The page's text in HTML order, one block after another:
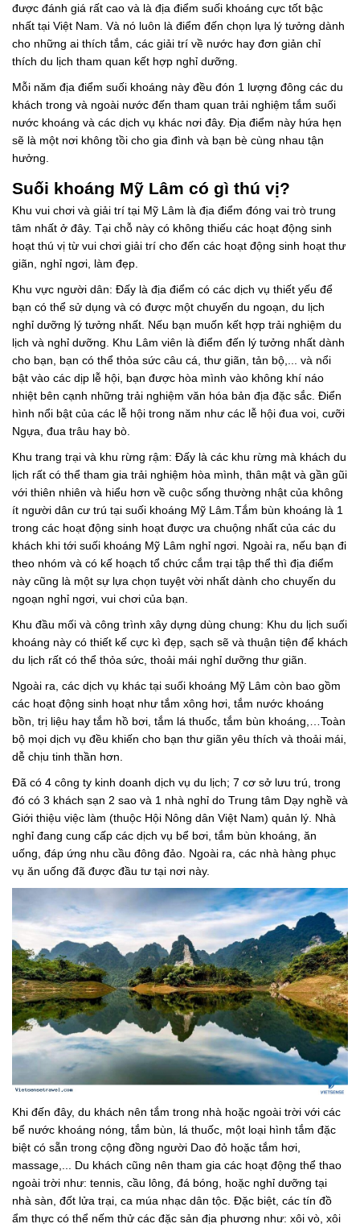
được đánh giá rất cao và là địa điểm suối khoáng cực tốt bậc
nhất tại Việt Nam. Và nó luôn là điểm đến chọn lựa lý tưởng dành
cho những ai thích tắm, các giải trí về nước hay đơn giản chỉ
thích du lịch tham quan kết hợp nghỉ dưỡng.
Mỗi năm địa điểm suối khoáng này đều đón 1 lượng đông các du
khách trong và ngoài nước đến tham quan trải nghiệm tắm suối
nước khoáng và các dịch vụ khác nơi đây. Địa điểm này hứa hẹn
sẽ là một nơi không tồi cho gia đình và bạn bè cùng nhau tận
hưởng.
Suối khoáng Mỹ Lâm có gì thú vị?
Khu vui chơi và giải trí tại Mỹ Lâm là địa điểm đóng vai trò trung
tâm nhất ở đây. Tại chỗ này có không thiếu các hoạt động sinh
hoạt thú vị từ vui chơi giải trí cho đến các hoạt động sinh hoạt thư
giãn, nghỉ ngơi, làm đẹp.
Khu vực người dân: Đấy là địa điểm có các dịch vụ thiết yếu để
bạn có thể sử dụng và có được một chuyến du ngoạn, du lịch
nghỉ dưỡng lý tưởng nhất. Nếu bạn muốn kết hợp trải nghiệm du
lịch và nghỉ dưỡng. Khu Lâm viên là điểm đến lý tưởng nhất dành
cho bạn, bạn có thể thỏa sức câu cá, thư giãn, tản bộ,... và nổi
bật vào các dịp lễ hội, bạn được hòa mình vào không khí náo
nhiệt bên cạnh những trải nghiệm văn hóa bản địa đặc sắc. Điển
hình nổi bật của các lễ hội trong năm như các lễ hội đua voi, cưỡi
Ngựa, đua trâu hay bò.
Khu trang trại và khu rừng rậm: Đấy là các khu rừng mà khách du
lịch rất có thể tham gia trải nghiệm hòa mình, thân mật và gần gũi
với thiên nhiên và hiểu hơn về cuộc sống thường nhật của không
ít người dân cư trú tại suối khoáng Mỹ Lâm.Tắm bùn khoáng là 1
trong các hoạt động sinh hoạt được ưa chuộng nhất của các du
khách khi tới suối khoáng Mỹ Lâm nghỉ ngơi. Ngoài ra, nếu bạn đi
theo nhóm và có kế hoạch tổ chức cắm trại tập thể thì địa điểm
này cũng là một sự lựa chọn tuyệt vời nhất dành cho chuyến du
ngoạn nghỉ ngơi, vui chơi của bạn.
Khu đầu mối và công trình xây dựng dùng chung: Khu du lịch suối
khoáng này có thiết kế cực kì đẹp, sạch sẽ và thuận tiện để khách
du lịch rất có thể thỏa sức, thoải mái nghỉ dưỡng thư giãn.
Ngoài ra, các dịch vụ khác tại suối khoáng Mỹ Lâm còn bao gồm
các hoạt động sinh hoạt như tắm xông hơi, tắm nước khoáng
bồn, trị liệu hay tắm hồ bơi, tắm lá thuốc, tắm bùn khoáng,…Toàn
bộ mọi dịch vụ đều khiến cho bạn thư giãn yêu thích và thoải mái,
dễ chịu tinh thần hơn.
Đã có 4 công ty kinh doanh dịch vụ du lịch; 7 cơ sở lưu trú, trong
đó có 3 khách sạn 2 sao và 1 nhà nghỉ do Trung tâm Dạy nghề và
Giới thiệu việc làm (thuộc Hội Nông dân Việt Nam) quản lý. Nhà
nghỉ đang cung cấp các dịch vụ bể bơi, tắm bùn khoáng, ăn
uống, đáp ứng nhu cầu đông đảo. Ngoài ra, các nhà hàng phục
vụ ăn uống đã được đầu tư tại nơi này.
Khi đến đây, du khách nên tắm trong nhà hoặc ngoài trời với các
bể nước khoáng nóng, tắm bùn, lá thuốc, một loại hình tắm đặc
biệt có sẵn trong cộng đồng người Dao đỏ hoặc tắm hơi,
massage,... Du khách cũng nên tham gia các hoạt động thể thao
ngoài trời như: tennis, cầu lông, đá bóng, hoặc nghỉ dưỡng tại
nhà sàn, đốt lửa trại, ca múa nhạc dân tộc. Đặc biệt, các tín đồ
ẩm thực có thể nếm thử các đặc sản địa phương như: xôi vò, xôi